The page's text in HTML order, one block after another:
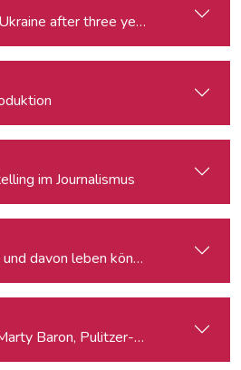
after three years of war.
im Journalismus
davon leben können: So geht's
Baron, Pulitzer-winning US